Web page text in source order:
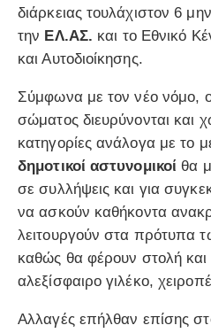
διάρκειας τουλάχιστον 6
την ΕΛ.ΑΣ. και το Εθνικό
και Αυτοδιοίκησης.
Σύμφωνα με τον νέο νόμο,
σώματος διευρύνονται και
κατηγορίες ανάλογα με το
δημοτικοί αστυνομικοί θα
σε συλλήψεις και για
να ασκούν καθήκοντα
λειτουργούν στα πρότυπα
καθώς θα φέρουν στολή και
αλεξίσφαιρο γιλέκο,
Αλλαγές επήλθαν επίσης